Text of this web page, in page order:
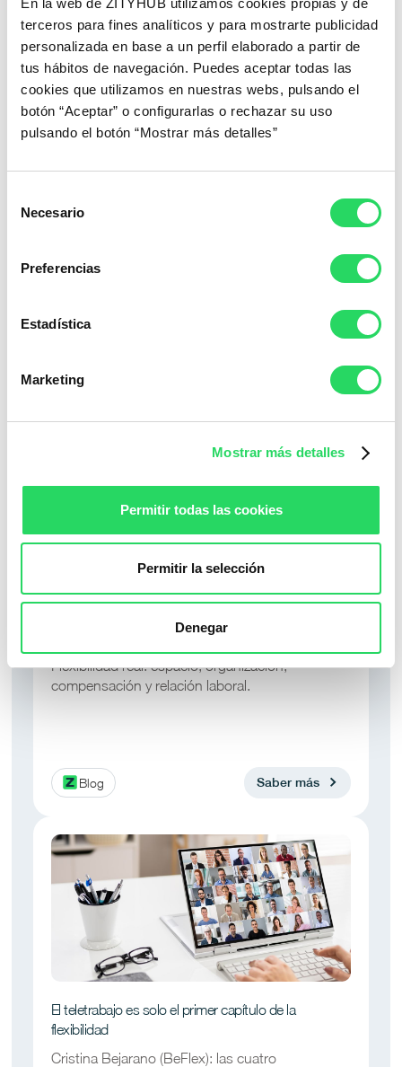
terceros para fines analíticos y para mostrarte publicidad
personalizada en base a un perfil elaborado a partir de
tus hábitos de navegación. Puedes aceptar todas las
cookies que utilizamos en nuestras webs, pulsando el
botón “Aceptar” o configurarlas o rechazar su uso
pulsando el botón “Mostrar más detalles”
Necesario
Preferencias
Estadística
Marketing
Mostrar más detalles
Permitir todas las cookies
Permitir la selección
Denegar
Porque el modelo flexible es, ante todo, una decisión
empresarial con impacto directo en los resultados.
Fuente: IWG (Hybrid Working and Wellbeing, 2024)
📩 ¿Quieres recibir El Espacio Líquido?
La flexibilidad tiene cuatro dimensiones
Flexibilidad real: espacio, organización,
compensación y relación laboral.
Blog Saber más
El teletrabajo es solo el primer capítulo de la
flexibilidad
Cristina Bejarano (BeFlex): las cuatro